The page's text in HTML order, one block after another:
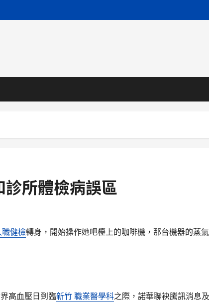
所體檢病誤區
健檢轉身，開始操作她吧檯上的咖啡機，那台機器的蒸氣
高血壓日到臨新竹 職業醫學科之際，諾華聯袂騰訊消息及